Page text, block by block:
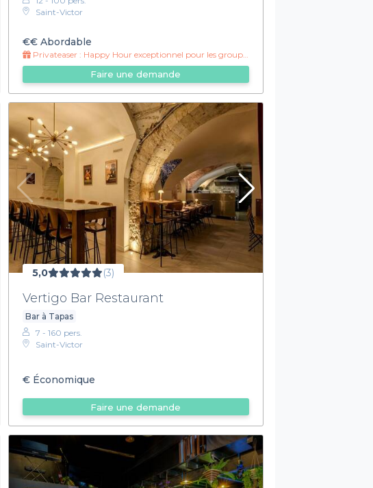
Saint-Victor
€€Abordable
Privateaser : Happy Hour exceptionnel pour les groupes !
Faire une demande
5,0 (3)
Vertigo Bar Restaurant
Bar à Tapas
7 - 160 pers.
Saint-Victor
€Économique
Faire une demande